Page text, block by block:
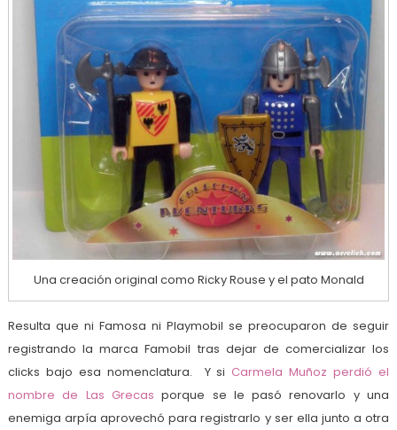
Una creación original como Ricky Rouse y el pato Monald
Resulta que ni Famosa ni Playmobil se preocuparon de seguir
registrando la marca Famobil tras dejar de comercializar los
clicks bajo esa nomenclatura. Y siCarmela Muñoz perdió el
nombre de Las Grecas porque se le pasó renovarlo y una
enemiga arpía aprovechó para registrarlo y ser ella junto a otra